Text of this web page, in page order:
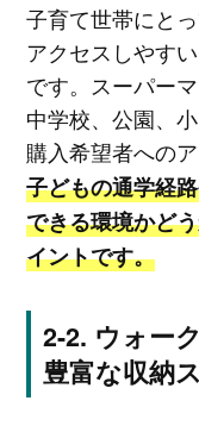
子育て世帯にと
アクセスしやす
です。スーパー
中学校、公園、
購入希望者への
子どもの通学経
できる環境かど
イントです。
ウォー
豊富な収納